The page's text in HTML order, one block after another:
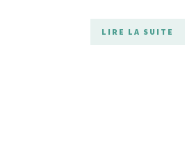
LIRE LA SUITE